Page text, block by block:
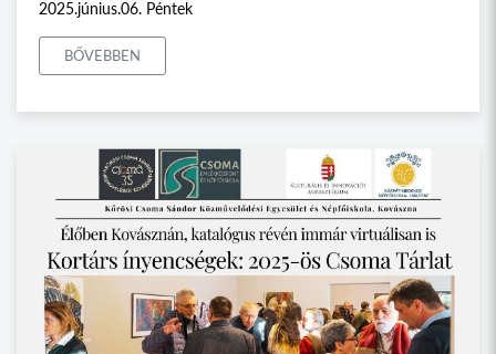
2025.június.06. Péntek
BŐVEBBEN